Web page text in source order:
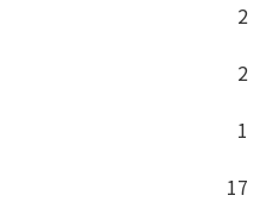
2
2
1
17